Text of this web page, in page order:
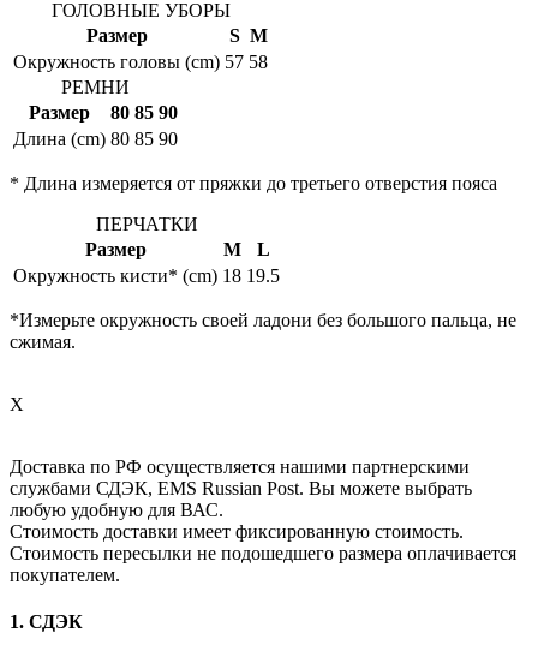
ГОЛОВНЫЕ УБОРЫ
Размер
S M
Окружность головы (cm) 57 58
РЕМНИ
Размер
80 85 90
Длина (cm) 80 85 90
* Длина измеряется от пряжки до третьего отверстия пояса
ПЕРЧАТКИ
Размер
M
L
Окружность кисти* (cm) 18 19.5
*Измерьте окружность своей ладони без большого пальца, не
сжимая.
X
Доставка по РФ осуществляется нашими партнерскими
службами СДЭК, EMS Russian Post. Вы можете выбрать
любую удобную для ВАС.
Стоимость доставки имеет фиксированную стоимость.
Стоимость пересылки не подошедшего размера оплачивается
покупателем.
1. СДЭК